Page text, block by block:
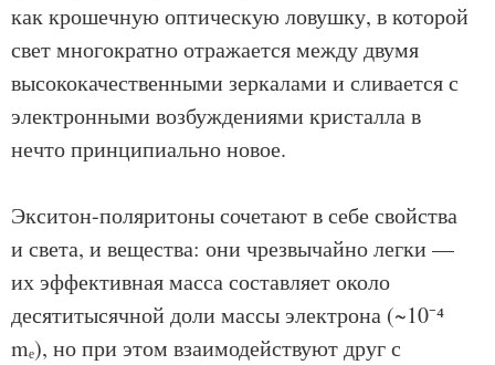
как крошечную оптическую ловушку, в которой
свет многократно отражается между двумя
высококачественными зеркалами и сливается с
электронными возбуждениями кристалла в
нечто принципиально новое.
Экситон-поляритоны сочетают в себе свойства
и света, и вещества: они чрезвычайно легки —
их эффективная масса составляет около
десятитысячной доли массы электрона (~10⁻⁴
mₑ), но при этом взаимодействуют друг с